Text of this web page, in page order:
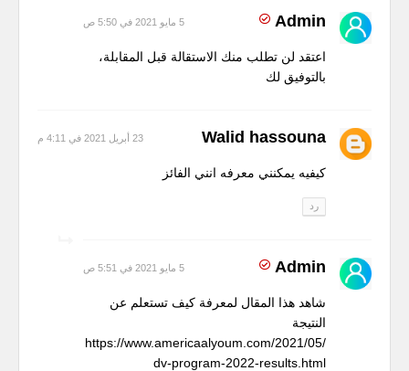
Admin 5 مايو 2021 في 5:50 ص
اعتقد لن تطلب منك الاستقالة قبل المقابلة،
بالتوفيق لك
Walid hassouna 23 أبريل 2021 في 4:11 م
كيفيه يمكنني معرفه انني الفائز
رد
Admin 5 مايو 2021 في 5:51 ص
شاهد هذا المقال لمعرفة كيف تستعلم عن
النتيجة
https://www.americaalyoum.com/2021/05/
dv-program-2022-results.html